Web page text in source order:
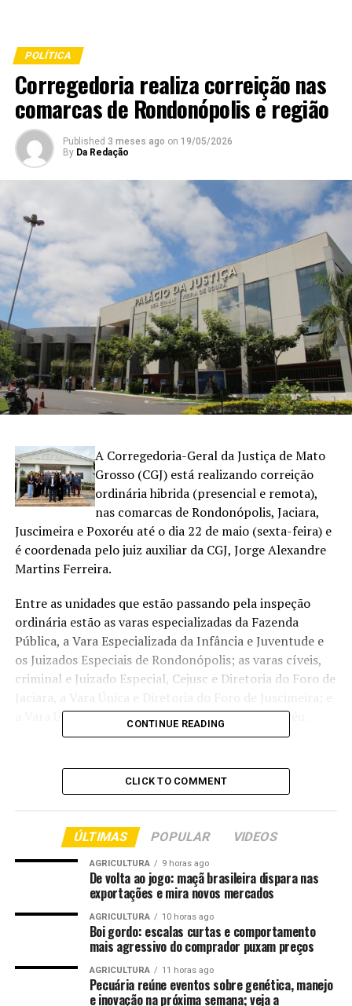
POLÍTICA
Corregedoria realiza correição nas
comarcas de Rondonópolis e região
Published 3 meses ago on 19/05/2026
By Da Redação
A Corregedoria-Geral da Justiça de Mato
Grosso (CGJ) está realizando correição
ordinária hibrida (presencial e remota),
nas comarcas de Rondonópolis, Jaciara,
Juscimeira e Poxoréu até o dia 22 de maio (sexta-feira) e
é coordenada pelo juiz auxiliar da CGJ, Jorge Alexandre
Martins Ferreira.
Entre as unidades que estão passando pela inspeção
ordinária estão as varas especializadas da Fazenda
Pública, a Vara Especializada da Infância e Juventude e
os Juizados Especiais de Rondonópolis; as varas cíveis,
criminal e Juizado Especial, Cejusc e Diretoria do Foro de
a Vara Única, Cejusc e Diretoria do Foro de Poxoréu.
atos processuais e demais atividades relacionadas ao
expediente da unidade. O procedimento também
constitui oportunidade para que magistrados,
servidores, advogados, membros do Ministério Público,
Defensoria Pública e cidadãos apresentem sugestões,
reclamações, críticas ou elogios relacionados aos
serviços desenvolvidos pelo Judiciário.
Além das varas judiciais e diretoria dos fóruns, os
trabalhos também abrangem os Centros Judiciários de
Soluções de Conflitos e Cidadania (Cejuscs) das comarcas
onde houver a unidade instalada, permitindo uma
avaliação abrangente dos serviços prestados à
CONTINUE READING
CLICK TO COMMENT
ÚLTIMAS POPULAR VIDEOS
AGRICULTURA 9 horas ago
De volta ao jogo: maçã brasileira dispara nas
exportações e mira novos mercados
AGRICULTURA 10 horas ago
Boi gordo: escalas curtas e comportamento
mais agressivo do comprador puxam preços
AGRICULTURA 11 horas ago
Pecuária reúne eventos sobre genética, manejo
e inovação na próxima semana; veja a